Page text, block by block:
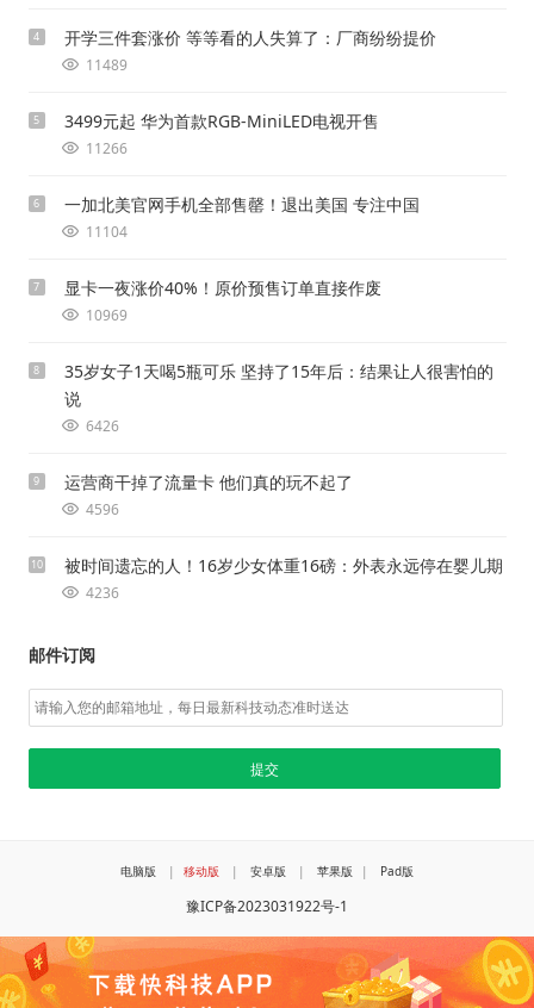
4 开学三件套涨价 等等看的人失算了：厂商纷纷提价
11489
5 3499元起 华为首款RGB-MiniLED电视开售
11266
6 一加北美官网手机全部售罄！退出美国 专注中国
11104
7 显卡一夜涨价40%！原价预售订单直接作废
10969
8
35岁女子1天喝5瓶可乐 坚持了15年后：结果让人很害怕的
说
6426
9 运营商干掉了流量卡 他们真的玩不起了
4596
10 被时间遗忘的人！16岁少女体重16磅：外表永远停在婴儿期
4236
邮件订阅
电脑版 | 移动版 | 安卓版 | 苹果版 | Pad版
豫ICP备2023031922号-1